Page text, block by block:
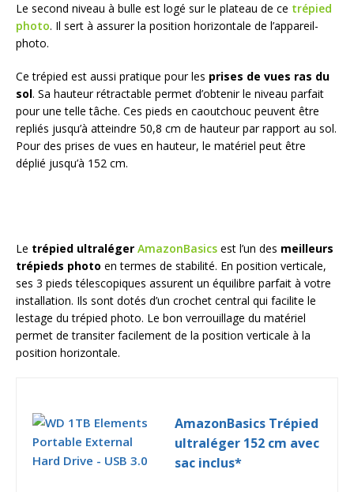
Le second niveau à bulle est logé sur le plateau de ce trépied
photo. Il sert à assurer la position horizontale de l’appareil-
photo.
Ce trépied est aussi pratique pour les prises de vues ras du
sol. Sa hauteur rétractable permet d’obtenir le niveau parfait
pour une telle tâche. Ces pieds en caoutchouc peuvent être
repliés jusqu’à atteindre 50,8 cm de hauteur par rapport au sol.
Pour des prises de vues en hauteur, le matériel peut être
déplié jusqu’à 152 cm.
Le trépied ultraléger AmazonBasics est l’un des meilleurs
trépieds photo en termes de stabilité. En position verticale,
ses 3 pieds télescopiques assurent un équilibre parfait à votre
installation. Ils sont dotés d’un crochet central qui facilite le
lestage du trépied photo. Le bon verrouillage du matériel
permet de transiter facilement de la position verticale à la
position horizontale.
AmazonBasics Trépied
ultraléger 152 cm avec
sac inclus*